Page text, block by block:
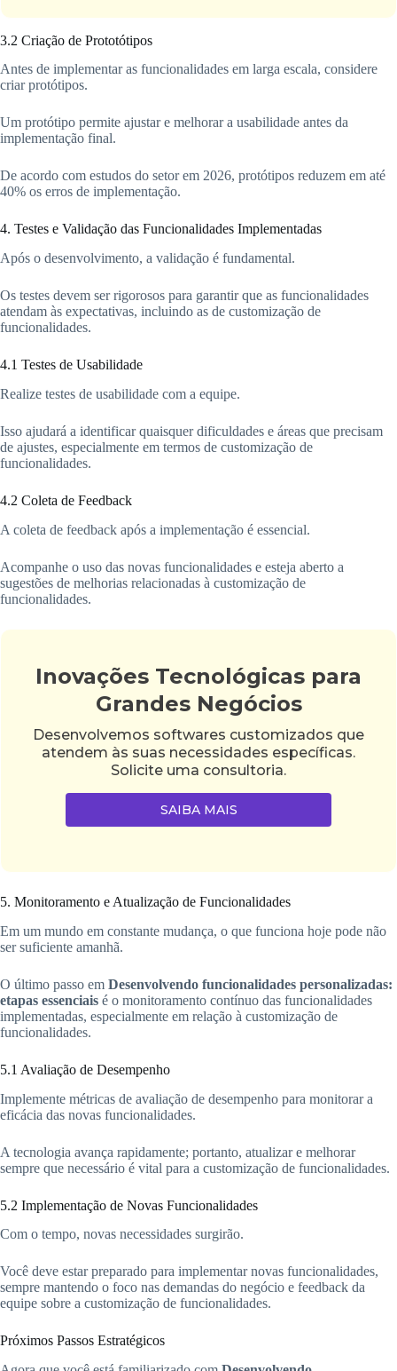
3.2 Criação de Prototótipos
Antes de implementar as funcionalidades em larga escala, considere
criar protótipos.
Um protótipo permite ajustar e melhorar a usabilidade antes da
implementação final.
De acordo com estudos do setor em 2026, protótipos reduzem em até
40% os erros de implementação.
4. Testes e Validação das Funcionalidades Implementadas
Após o desenvolvimento, a validação é fundamental.
Os testes devem ser rigorosos para garantir que as funcionalidades
atendam às expectativas, incluindo as de customização de
funcionalidades.
4.1 Testes de Usabilidade
Realize testes de usabilidade com a equipe.
Isso ajudará a identificar quaisquer dificuldades e áreas que precisam
de ajustes, especialmente em termos de customização de
funcionalidades.
4.2 Coleta de Feedback
A coleta de feedback após a implementação é essencial.
Acompanhe o uso das novas funcionalidades e esteja aberto a
sugestões de melhorias relacionadas à customização de
funcionalidades.
Inovações Tecnológicas para
Grandes Negócios
Desenvolvemos softwares customizados que
atendem às suas necessidades específicas.
Solicite uma consultoria.
SAIBA MAIS
5. Monitoramento e Atualização de Funcionalidades
Em um mundo em constante mudança, o que funciona hoje pode não
ser suficiente amanhã.
O último passo em Desenvolvendo funcionalidades personalizadas:
etapas essenciais é o monitoramento contínuo das funcionalidades
implementadas, especialmente em relação à customização de
funcionalidades.
5.1 Avaliação de Desempenho
Implemente métricas de avaliação de desempenho para monitorar a
eficácia das novas funcionalidades.
A tecnologia avança rapidamente; portanto, atualizar e melhorar
sempre que necessário é vital para a customização de funcionalidades.
5.2 Implementação de Novas Funcionalidades
Com o tempo, novas necessidades surgirão.
Você deve estar preparado para implementar novas funcionalidades,
sempre mantendo o foco nas demandas do negócio e feedback da
equipe sobre a customização de funcionalidades.
Próximos Passos Estratégicos